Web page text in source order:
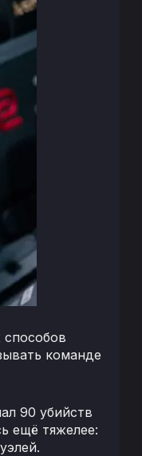
команде
90 убийств
ещё тяжелее: